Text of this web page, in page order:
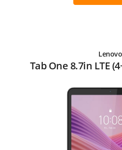
Lenovo
Tab One 8.7in LTE